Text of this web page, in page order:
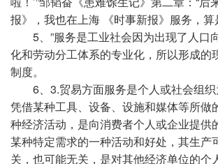
报》，我也在上海 《时事新报》服务，算
5、”服务是工业社会因为出现了人口
化和劳动分工体系的专业化，所以形成的
制度。
6、3.贸易方面服务是个人或社会组
凭借某种工具、设备、设施和媒体等所做
种经济活动，是向消费者个人或企业提供
某种特定需求的一种活动和好处，其生产
关，也可能无关，是对其他经济单位的个